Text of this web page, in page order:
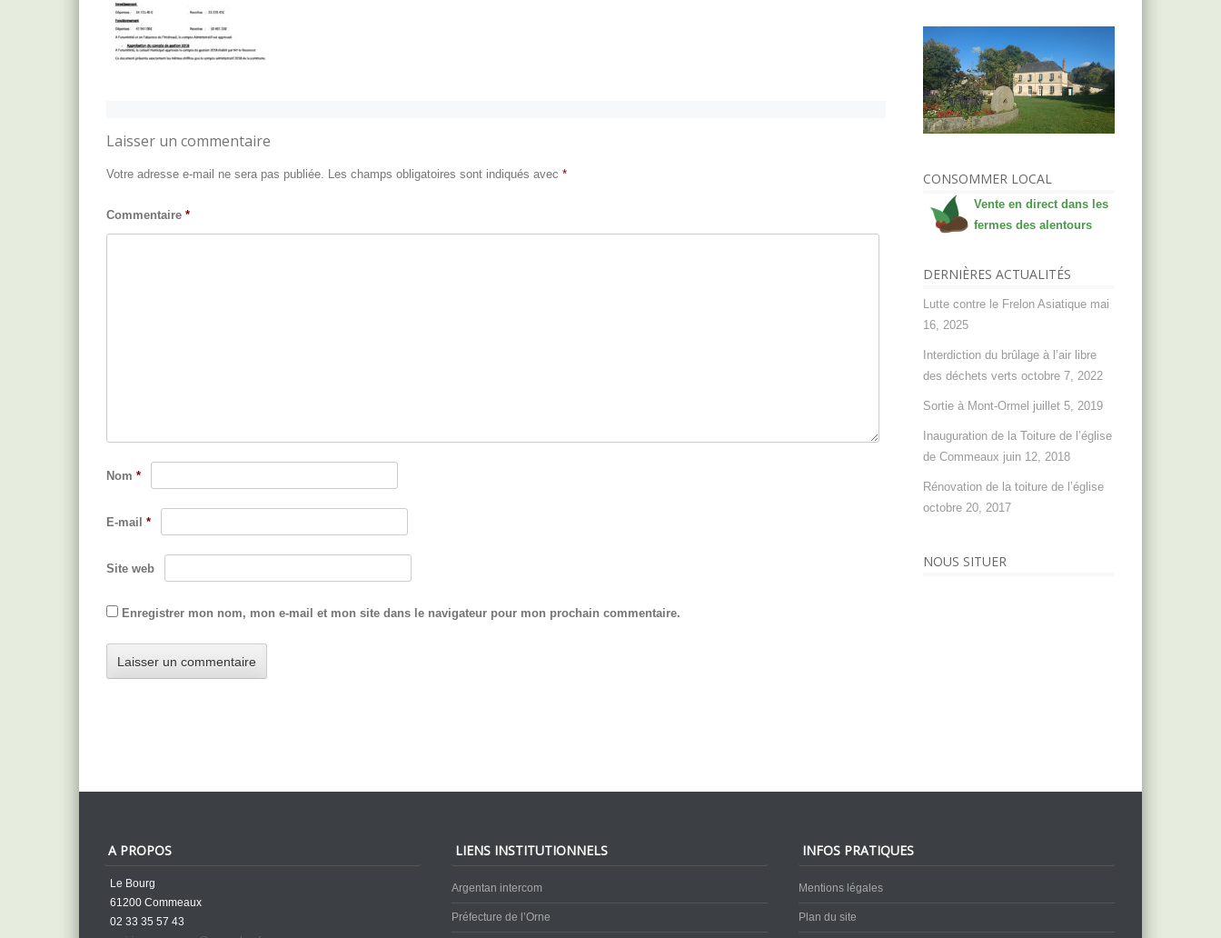
Laisser un commentaire
Votre adresse e-mail ne sera pas publiée. Les champs obligatoires sont indiqués avec *
Commentaire *
Nom *
E-mail *
Site web
Enregistrer mon nom, mon e-mail et mon site dans le navigateur pour mon prochain commentaire.
CONSOMMER LOCAL
Vente en direct dans les
fermes des alentours
DERNIÈRES ACTUALITÉS
Lutte contre le Frelon Asiatique mai
16, 2025
Interdiction du brûlage à l’air libre
des déchets verts octobre 7, 2022
Sortie à Mont-Ormel juillet 5, 2019
Inauguration de la Toiture de l’église
de Commeaux juin 12, 2018
Rénovation de la toiture de l’église
octobre 20, 2017
NOUS SITUER
A PROPOS
Le Bourg
61200 Commeaux
02 33 35 57 43
LIENS INSTITUTIONNELS
Argentan intercom
Préfecture de l’Orne
INFOS PRATIQUES
Mentions légales
Plan du site